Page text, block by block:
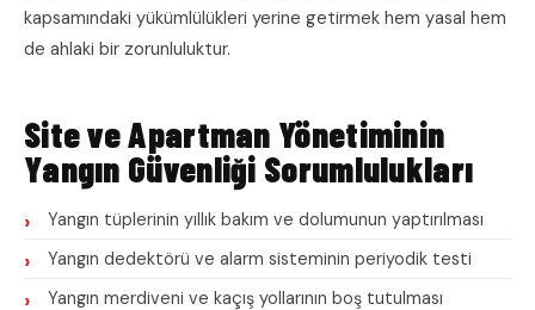
kapsamındaki yükümlülükleri yerine getirmek hem yasal hem
de ahlaki bir zorunluluktur.
Site ve Apartman Yönetiminin
Yangın Güvenliği Sorumlulukları
Yangın tüplerinin yıllık bakım ve dolumunun yaptırılması
Yangın dedektörü ve alarm sisteminin periyodik testi
Yangın merdiveni ve kaçış yollarının boş tutulması